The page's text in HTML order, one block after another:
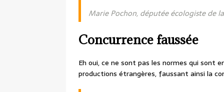
Marie Pochon, députée écologiste de
Concurrence faussée
Eh oui, ce ne sont pas les normes qui sont
productions étrangères, faussant ainsi la